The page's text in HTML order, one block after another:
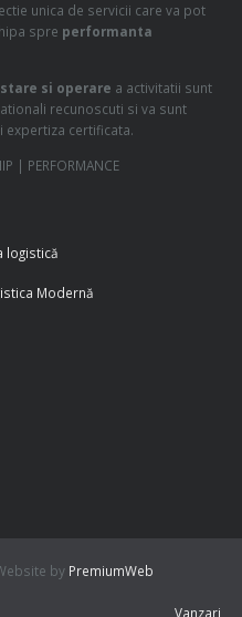
unica de servicii care va pot
spre performanta
si operare a activitatii sunt
recunoscuti si va sunt
expertiza certificata.
| PERFORMANCE
logistică
Modernă
by PremiumWeb
Vanzari